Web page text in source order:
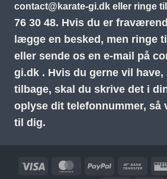
contact@karate-gi.dk eller ringe
76 30 48. Hvis du er
lægge en besked, men ringe
eller sende os en e-mail på
gi.dk . Hvis du gerne vil
tilbage, skal du skrive det i
oplyse dit telefonnummer, så
til dig.
Visa MasterCardPayPal